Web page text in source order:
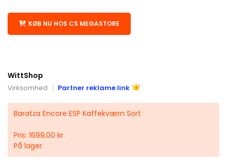
KØB NU HOS CS MEGASTORE
WittShop
Virksomhed Partner reklame link
Baratza Encore ESP Kaffekværn Sort
Pris: 1699,00 kr.
På lager.